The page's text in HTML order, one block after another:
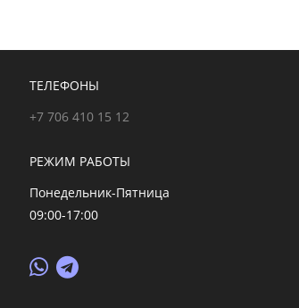
ТЕЛЕФОНЫ
+7 706 410 15 12
РЕЖИМ РАБОТЫ
Понедельник-Пятница
09:00-17:00